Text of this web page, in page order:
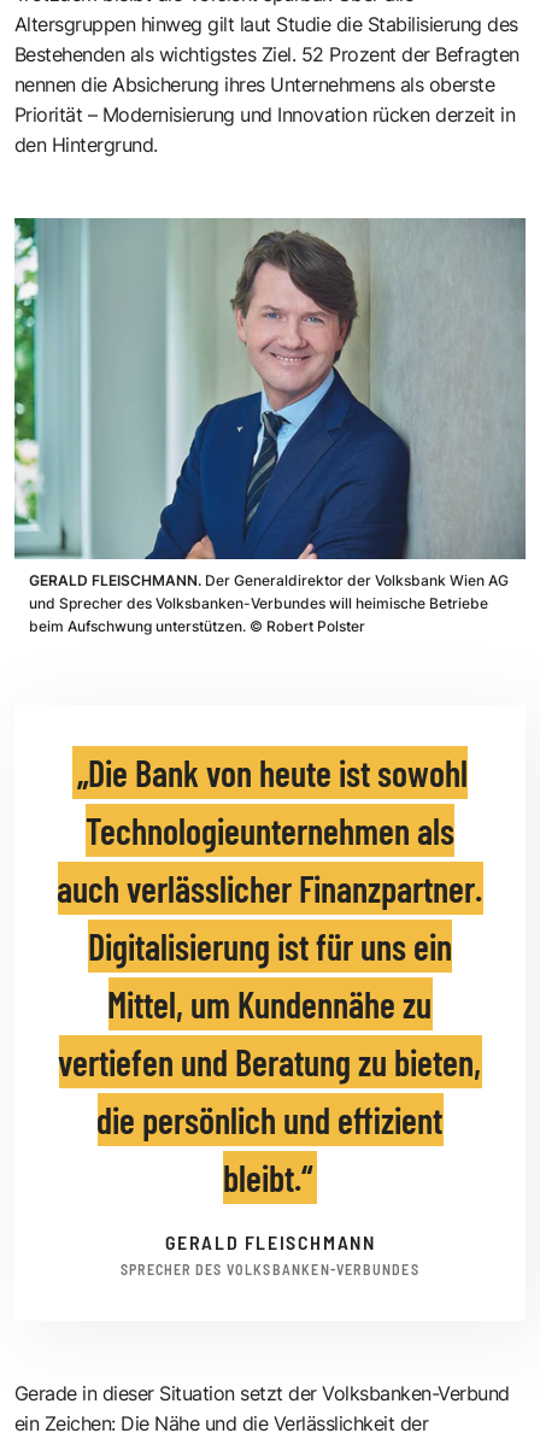
Altersgruppen hinweg gilt laut Studie die Stabilisierung des
Bestehenden als wichtigstes Ziel. 52 Prozent der Befragten
nennen die Absicherung ihres Unternehmens als oberste
Priorität – Modernisierung und Innovation rücken derzeit in
den Hintergrund.
GERALD FLEISCHMANN. Der Generaldirektor der Volksbank Wien AG
und Sprecher des Volksbanken-Verbundes will heimische Betriebe
beim Aufschwung unterstützen. © Robert Polster
Die Bank von heute ist sowohl
Technologieunternehmen als
auch verlässlicher Finanzpartner.
Digitalisierung ist für uns ein
Mittel, um Kundennähe zu
vertiefen und Beratung zu bieten,
die persönlich und effizient
bleibt.
GERALD FLEISCHMANN
SPRECHER DES VOLKSBANKEN-VERBUNDES
Gerade in dieser Situation setzt der Volksbanken-Verbund
ein Zeichen: Die Nähe und die Verlässlichkeit der